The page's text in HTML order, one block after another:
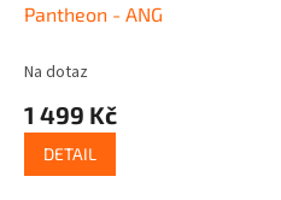
Pantheon - ANG
Na dotaz
1 499 Kč
DETAIL